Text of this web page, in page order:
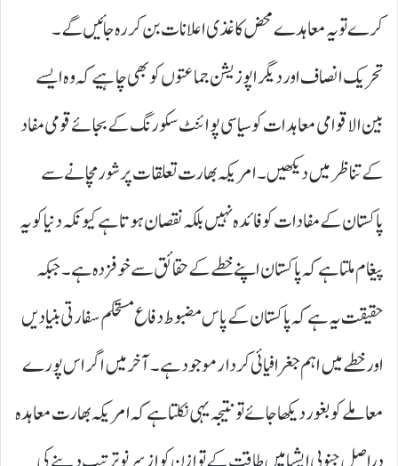
کرے تو یہ معاہدے محض کاغذی اعلانات بن کر رہ جائیں گے۔
تحریک انصاف اور دیگر اپوزیشن جماعتوں کو بھی چاہیے کہ وہ ایسے
بین الاقوامی معاہدات کو سیاسی پوائنٹ سکورنگ کے بجائے قومی مفاد
کے تناظر میں دیکھیں۔ امریکہ بھارت تعلقات پر شور مچانے سے
پاکستان کے مفادات کو فائدہ نہیں بلکہ نقصان ہوتا ہے کیونکہ دنیا کو یہ
پیغام ملتا ہے کہ پاکستان اپنے خطے کے حقائق سے خوفزدہ ہے۔ جبکہ
حقیقت یہ ہے کہ پاکستان کے پاس مضبوط دفاع مستحکم سفارتی بنیادیں
اور خطے میں اہم جغرافیائی کردار موجود ہے۔ آخر میں اگر اس پورے
معاملے کو بغور دیکھا جائے تو نتیجہ یہی نکلتا ہے کہ امریکہ بھارت معاہدہ